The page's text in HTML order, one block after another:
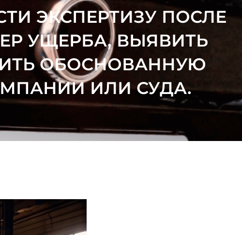
ЭКСПЕРТИЗУ ПОСЛЕ
УЩЕРБА, ВЫЯВИТЬ
ОБОСНОВАННУЮ
ИЛИ СУДА.